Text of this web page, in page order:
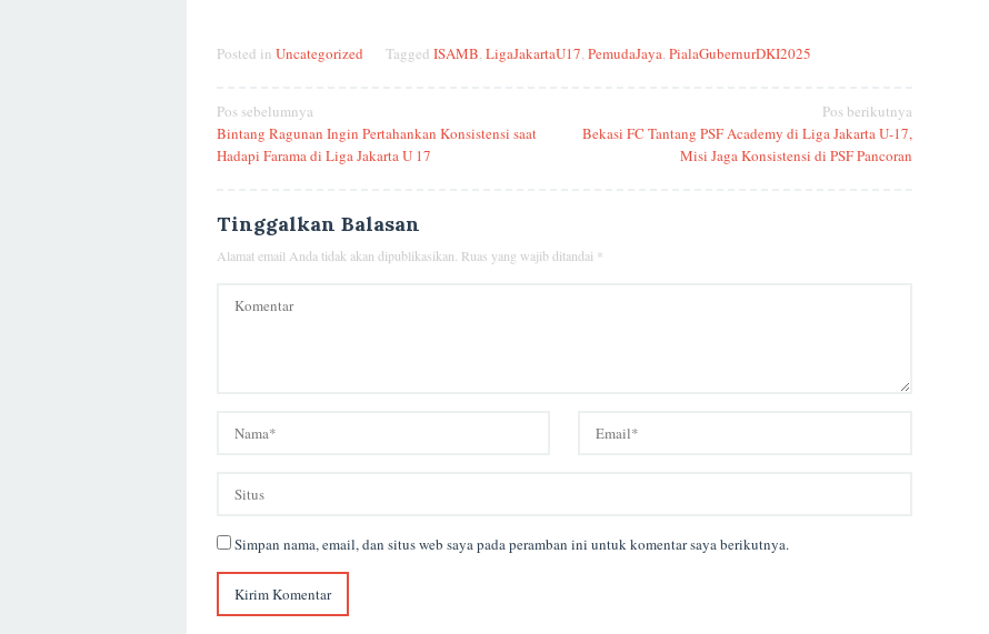
Posted in Uncategorized Tagged ISAMB, LigaJakartaU17, PemudaJaya, PialaGubernurDKI2025
Navigasi
pos
Pos sebelumnya
Bintang Ragunan Ingin Pertahankan Konsistensi saat
Hadapi Farama di Liga Jakarta U 17
Pos berikutnya
Bekasi FC Tantang PSF Academy di Liga Jakarta U-17,
Misi Jaga Konsistensi di PSF Pancoran
Tinggalkan Balasan
Alamat email Anda tidak akan dipublikasikan. Ruas yang wajib ditandai *
Simpan nama, email, dan situs web saya pada peramban ini untuk komentar saya berikutnya.